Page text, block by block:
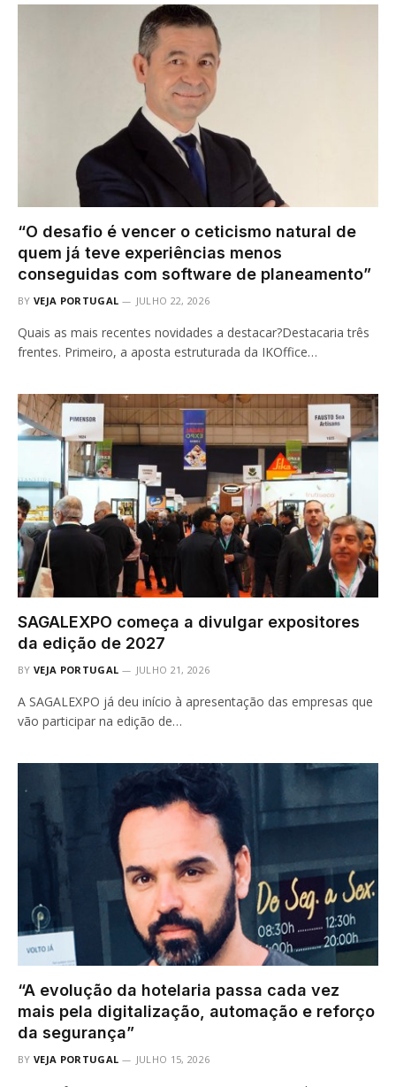
“O desafio é vencer o ceticismo natural de
quem já teve experiências menos
conseguidas com software de planeamento”
BY VEJA PORTUGAL JULHO 22, 2026
Quais as mais recentes novidades a destacar?Destacaria três
frentes. Primeiro, a aposta estruturada da IKOffice…
SAGALEXPO começa a divulgar expositores
da edição de 2027
BY VEJA PORTUGAL JULHO 21, 2026
A SAGALEXPO já deu início à apresentação das empresas que
vão participar na edição de…
“A evolução da hotelaria passa cada vez
mais pela digitalização, automação e reforço
da segurança”
BY VEJA PORTUGAL JULHO 15, 2026